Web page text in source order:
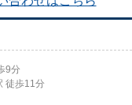
9分
徒歩11分